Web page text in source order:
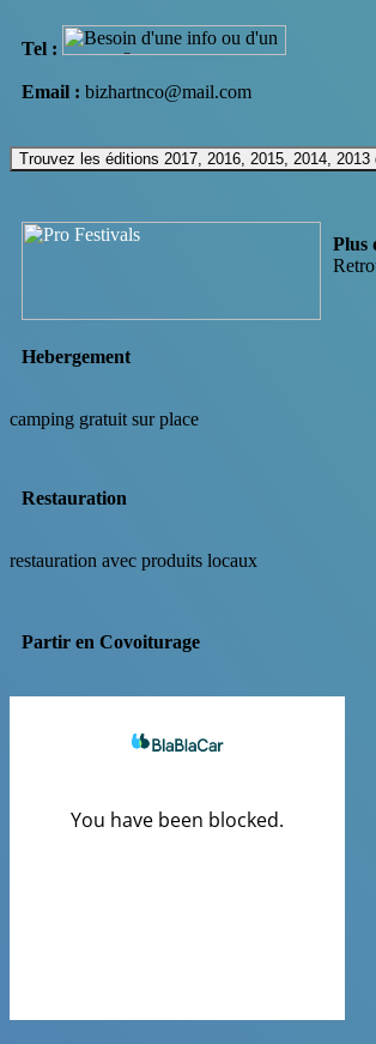
Tel :
Email : bizhartnco@mail.com
Trouvez les éditions 2017, 2016, 2015, 2014,
Plus
Hebergement
camping gratuit sur place
Restauration
restauration avec produits locaux
Partir en Covoiturage